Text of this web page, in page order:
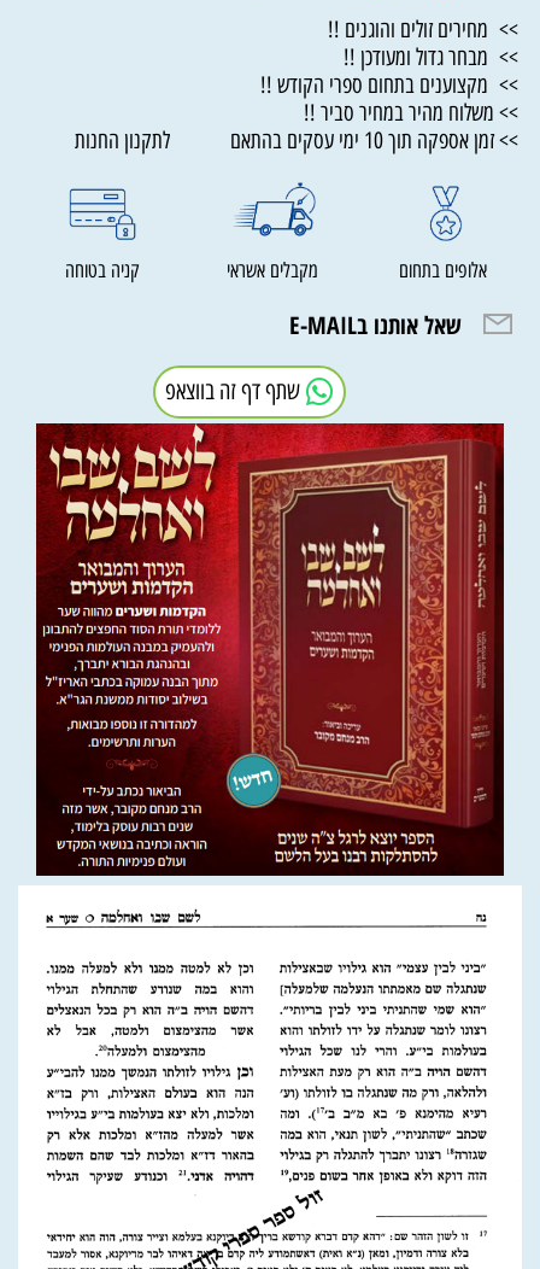
>> מחירים זולים והוגנים !!
>> מבחר גדול ומעודכן !!
>> מקצוענים בתחום ספרי הקודש !!
>> משלוח מהיר במחיר סביר !!
>> זמן אספקה תוך 10 ימי עסקים בהתאם לתקנון החנות
אלופים בתחום מקבלים אשראי קניה בטוחה
שאל אותנו בE-MAIL
שתף דף זה בווצאפ